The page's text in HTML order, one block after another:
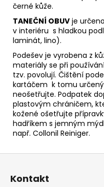
černé kůže.
TANEČNÍ OBUV je
v interiéru s hladkou
laminát,
Podešev je vyrobena z
materiály se při
tzv. povolují. Čištění
kartáčem k tomu
neošetřujte. Podpatek
plastovým chráničem,
kožené ošetřujte
hadříkem s jemným
např. Collonil Reiniger.
Z
Kontakt